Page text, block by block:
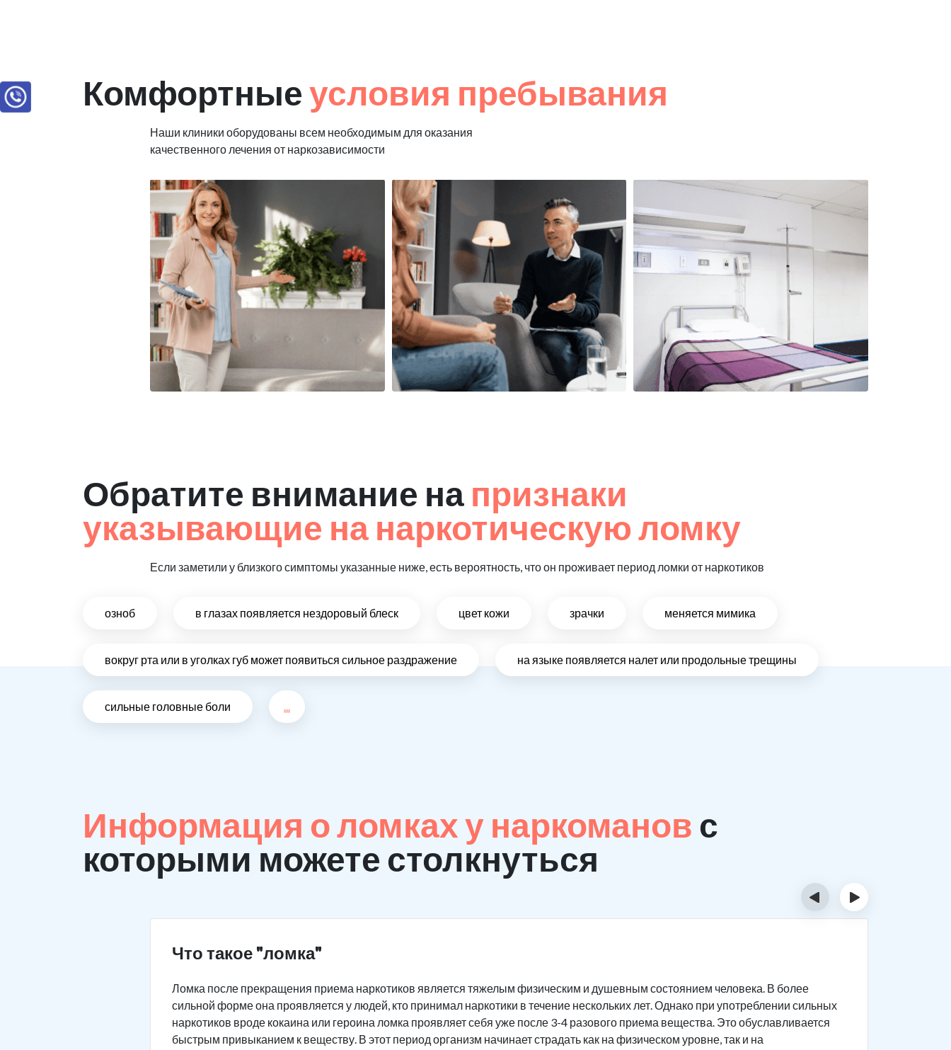
Комфортныеусловия пребывания
Наши клиники оборудованы всем необходимым для оказания
качественного лечения от наркозависимости
Обратите внимание на признаки
указывающие на наркотическую ломку
Если заметили у близкого симптомы указанные ниже, есть вероятность, что он проживает период ломки от наркотиков
озноб в глазах появляется нездоровый блеск цвет кожи зрачки меняется мимика
вокруг рта или в уголках губ может появиться сильное раздражение на языке появляется налет или продольные трещины
сильные головные боли ...
Информация о ломках у наркоманов с
которыми можете столкнуться
Что такое "ломка"
Ломка после прекращения приема наркотиков является тяжелым физическим и душевным состоянием человека. В более
сильной форме она проявляется у людей, кто принимал наркотики в течение нескольких лет. Однако при употреблении сильных
наркотиков вроде кокаина или героина ломка проявляет себя уже после 3-4 разового приема вещества. Это обуславливается
быстрым привыканием к веществу. В этот период организм начинает страдать как на физическом уровне, так и на
‹ ›